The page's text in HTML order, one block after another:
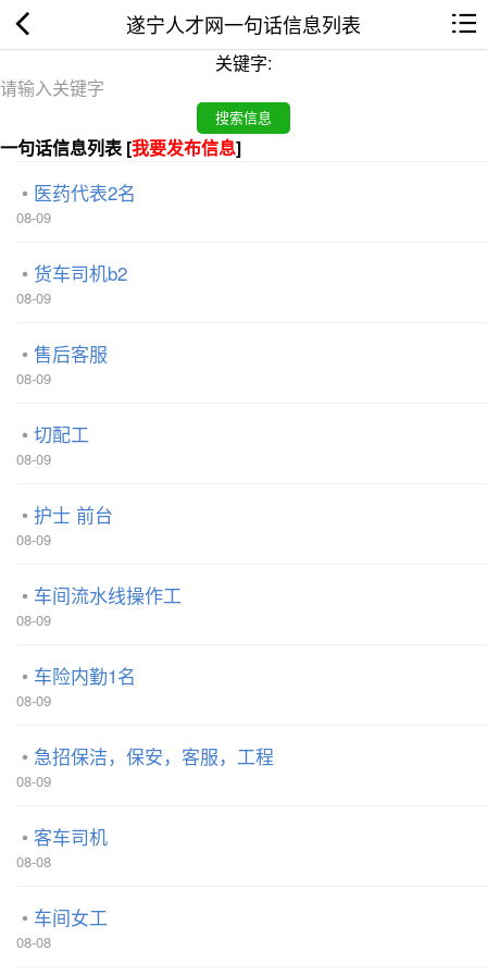
遂宁人才网一句话信息列表
关键字:
一句话信息列表 [我要发布信息]
医药代表2名
08-09
货车司机b2
08-09
售后客服
08-09
切配工
08-09
护士 前台
08-09
车间流水线操作工
08-09
车险内勤1名
08-09
急招保洁，保安，客服，工程
08-09
客车司机
08-08
车间女工
08-08